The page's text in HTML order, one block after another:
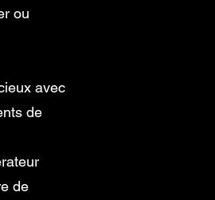
ou
avec
de
de